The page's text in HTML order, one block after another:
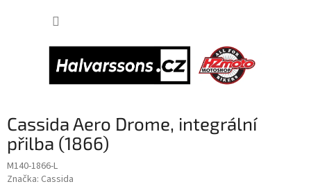
Cassida Aero Drome, integrální
přilba (1866)
M140-1866-L
Značka: Cassida